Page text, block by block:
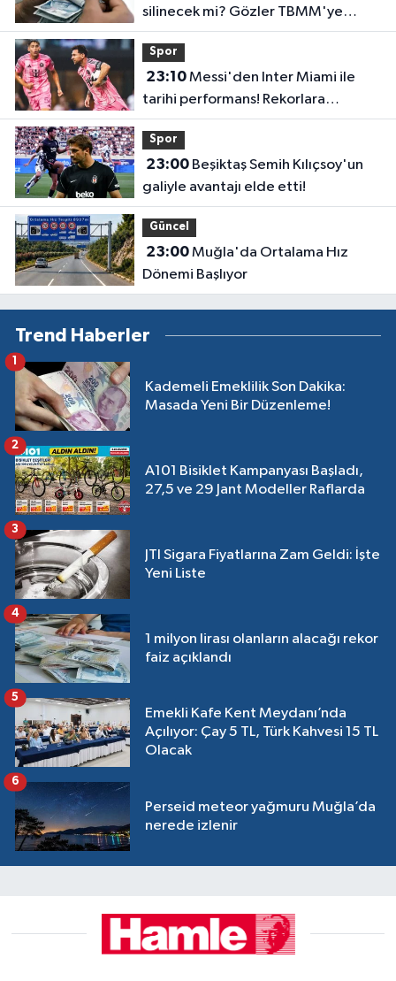
silinecek mi? Gözler TBMM'ye
çevrildi
Spor
23:10Messi'den Inter Miami ile
tarihi performans! Rekorlara
doymuyor
Spor
23:00Beşiktaş Semih Kılıçsoy'un
galiyle avantajı elde etti!
Güncel
23:00Muğla'da Ortalama Hız
Dönemi Başlıyor
Trend Haberler
Kademeli Emeklilik Son Dakika:
Masada Yeni Bir Düzenleme!
1
A101 Bisiklet Kampanyası Başladı,
27,5 ve 29 Jant Modeller Raflarda
2
JTI Sigara Fiyatlarına Zam Geldi: İşte
Yeni Liste
3
1 milyon lirası olanların alacağı rekor
faiz açıklandı
4
Emekli Kafe Kent Meydanı’nda
Açılıyor: Çay 5 TL, Türk Kahvesi 15 TL
Olacak
5
Perseid meteor yağmuru Muğla’da
nerede izlenir
6